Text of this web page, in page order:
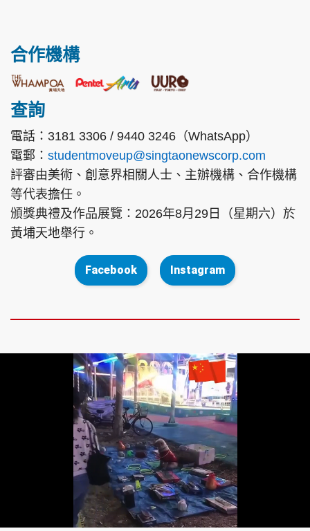
合作機構
查詢
電話：3181 3306 / 9440 3246（WhatsApp）
電郵： studentmoveup@singtaonewscorp.com
評審由美術、創意界相關人士、主辦機構、合作機構
等代表擔任。
頒獎典禮及作品展覽：2026年8月29日（星期六）於
黃埔天地舉行。
Facebook Instagram
Loaded
100.00%